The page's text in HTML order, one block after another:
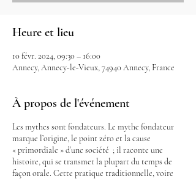
Heure et lieu
10 févr. 2024, 09:30 – 16:00
Annecy, Annecy-le-Vieux, 74940 Annecy, France
À propos de l'événement
Les mythes sont fondateurs. Le mythe fondateur
marque l’origine, le point zéro et la cause
« primordiale » d’une société ; il raconte une
histoire, qui se transmet la plupart du temps de
façon orale. Cette pratique traditionnelle, voire